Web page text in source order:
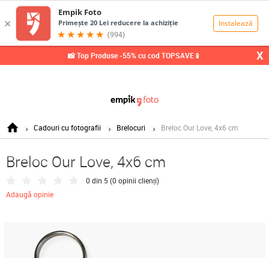
📸 Top Produse -55% cu cod TOPSAVE📱 X
Cadouri cu fotografii Brelocuri Breloc Our Love, 4x6 cm
Breloc Our Love, 4x6 cm
0 din 5 (0 opinii clienți)
Adaugă opinie